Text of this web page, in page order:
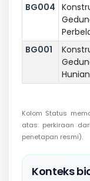
BG004
BG001
Hunian
Kolom Status
atas: perkiraan
penetapan resmi).
Konteks